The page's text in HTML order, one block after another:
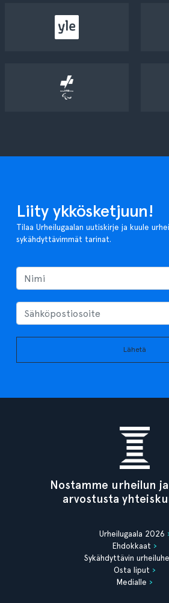
Liity ykkösketjuun!
Tilaa Urheilugaalan uutiskirje ja kuule
sykähdyttävimmät tarinat.
Lähetä
Nostamme urheilun
arvostusta
Urheilugaala 2026
Ehdokkaat
Sykähdyttävin
Osta liput
Medialle